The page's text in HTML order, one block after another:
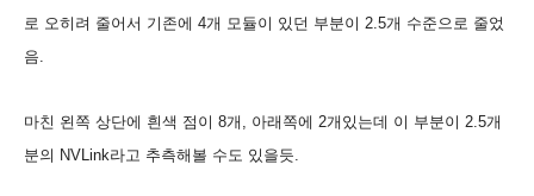
로 오히려 줄어서 기존에 4개 모듈이 있던 부분이 2.5개 수준으로 줄었
음.
마친 왼쪽 상단에 흰색 점이 8개, 아래쪽에 2개있는데 이 부분이 2.5개
분의 NVLink라고 추측해볼 수도 있을듯.